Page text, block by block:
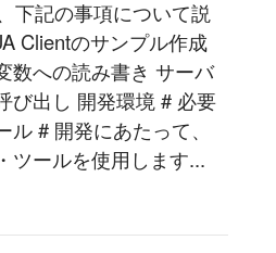
下記の事項について説
Clientのサンプル作成
数への読み書き サーバ
び出し 開発環境 # 必要
# 開発にあたって、
ツールを使用します...